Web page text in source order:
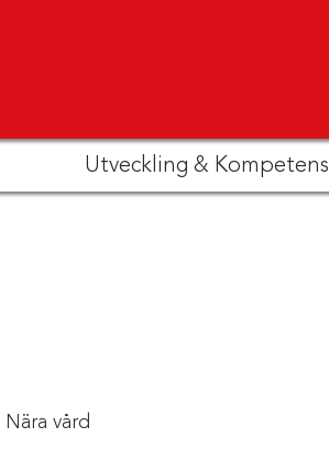
Utveckling & Kompetens
Nära vård